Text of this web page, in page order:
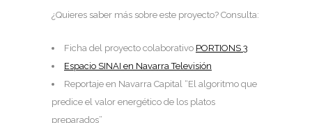
¿Quieres saber más sobre este proyecto? Consulta:
Ficha del proyecto colaborativo PORTIONS 3
Espacio SINAI en Navarra Televisión
Reportaje en Navarra Capital “El algoritmo que
predice el valor energético de los platos
preparados”